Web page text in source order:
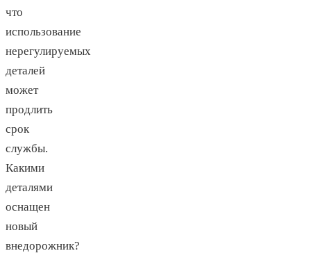
что
использование
нерегулируемых
деталей
может
продлить
срок
службы.
Какими
деталями
оснащен
новый
внедорожник?